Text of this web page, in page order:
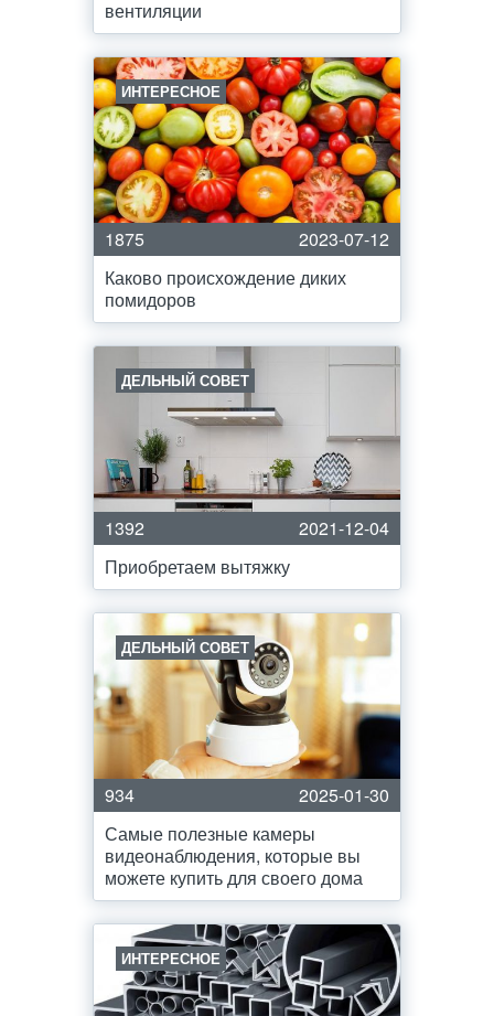
вентиляции
ИНТЕРЕСНОЕ
1875
2023-07-12
Каково происхождение диких
помидоров
ДЕЛЬНЫЙ СОВЕТ
1392
2021-12-04
Приобретаем вытяжку
ДЕЛЬНЫЙ СОВЕТ
934
2025-01-30
Самые полезные камеры
видеонаблюдения, которые вы
можете купить для своего дома
ИНТЕРЕСНОЕ